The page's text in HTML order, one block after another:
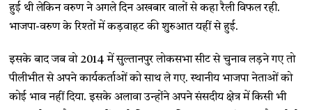
हुई थी लेकिन वरुण ने अगले दिन अखबार वालों से कहा रैली विफल रही.
भाजपा-वरुण के रिश्तों में कड़वाहट की शुरुआत यहीं से हुई.
इसके बाद जब वो 2014 में सुल्तानपुर लोकसभा सीट से चुनाव लड़ने गए तो
पीलीभीत से अपने कार्यकर्ताओं को साथ ले गए. स्थानीय भाजपा नेताओं को
कोई भाव नहीं दिया. इसके अलावा उन्होंने अपने संसदीय क्षेत्र में किसी भी